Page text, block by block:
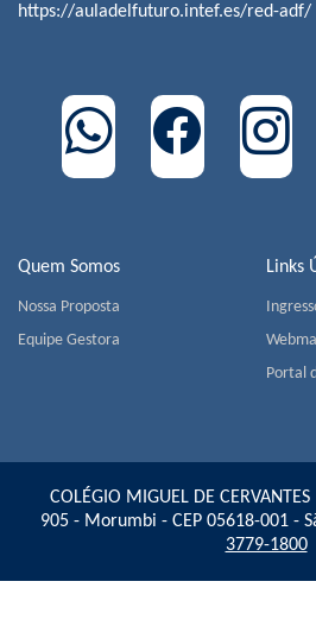
Quem Somos
Nossa Proposta
Equipe Gestora
Links
Portal
https://auladelfuturo.intef.es/red-adf/
COLÉGIO MIGUEL DE
905 - Morumbi - CEP 05618-001 -
3779-1800